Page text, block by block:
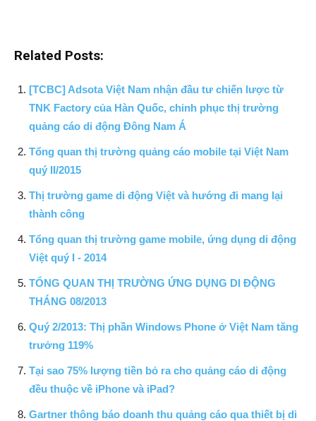
Related Posts:
[TCBC] Adsota Việt Nam nhận đầu tư chiến lược từ
TNK Factory của Hàn Quốc, chinh phục thị trường
quảng cáo di động Đông Nam Á
Tổng quan thị trường quảng cáo mobile tại Việt Nam
quý II/2015
Thị trường game di động Việt và hướng đi mang lại
thành công
Tổng quan thị trường game mobile, ứng dụng di động
Việt quý I - 2014
TỔNG QUAN THỊ TRƯỜNG ỨNG DỤNG DI ĐỘNG
THÁNG 08/2013
Quý 2/2013: Thị phần Windows Phone ở Việt Nam tăng
trưởng 119%
Tại sao 75% lượng tiền bỏ ra cho quảng cáo di động
đều thuộc về iPhone và iPad?
Gartner thông báo doanh thu quảng cáo qua thiết bị di